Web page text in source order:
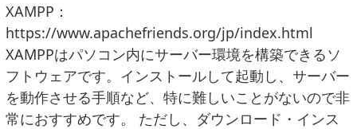
XAMPP：
https://www.apachefriends.org/jp/index.html
XAMPPはパソコン内にサーバー環境を構築できるソ
フトウェアです。インストールして起動し、サーバー
を動作させる手順など、特に難しいことがないので非
常におすすめです。 ただし、ダウンロード・インス